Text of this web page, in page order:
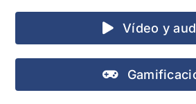
Vídeo y